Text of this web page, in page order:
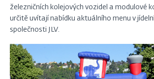
železničních kolejových vozidel a modulové
určitě uvítají nabídku aktuálního menu v
společnosti JLV.